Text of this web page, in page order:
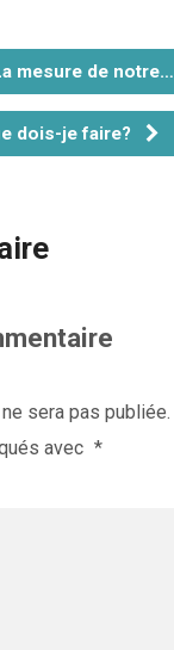
mesure de notre…
dois-je faire?
sera pas publiée.
avec *